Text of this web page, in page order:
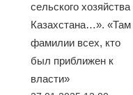
сельского хозяйства
Казахстана…». «Там
фамилии всех, кто
был приближен к
власти»